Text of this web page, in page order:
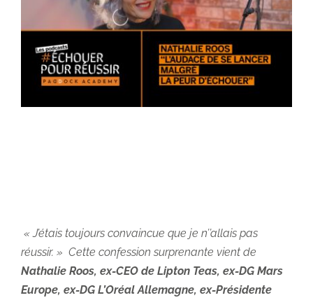
« J’étais toujours convaincue que je n’’allais pas
réussir. » Cette confession surprenante vient de
Nathalie Roos, ex-CEO de Lipton Teas, ex-DG Mars
Europe, ex-DG L’Oréal Allemagne, ex-Présidente